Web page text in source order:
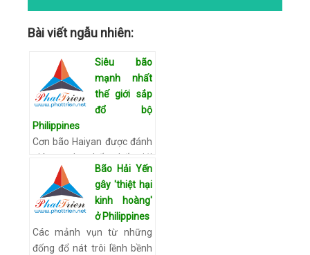
Bài viết ngẫu nhiên:
Siêu bão
mạnh nhất
thế giới sắp
đổ bộ
Philippines
Cơn bão Haiyan được đánh
giá mạnh nhất thế giới
trong năm nay đang đổ bộ
vào Philippines, khiến chính
quyền phải sơ tán người
dân, đóng cửa trường học…
Xem chi tiết
Bão Hải Yến
gây 'thiệt hại
kinh hoàng'
ở Philippines
Các mảnh vụn từ những
đống đổ nát trôi lềnh bềnh